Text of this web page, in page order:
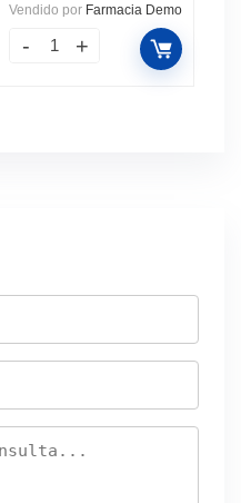
Vendido por Farmacia Demo